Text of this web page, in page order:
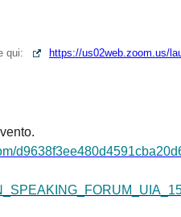
qui:
https://us02web.zoom.us/